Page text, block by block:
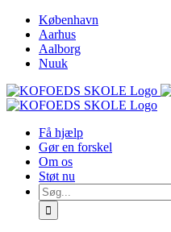
Skip
content
København
Aarhus
Aalborg
Nuuk
Få hjælp
Gør en forskel
Om os
Støt nu
Søg
efter: